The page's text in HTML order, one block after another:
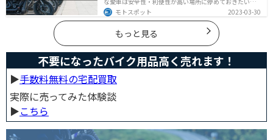
すよね？ 当記事ではそんな駐車場選びについて解説して
います。すでにバイクを持っていて、新しい駐車場を探
している人もぜひ参考にしてくださいね。
モトスポット 2023-03-30
もっと見る
不要になったバイク用品高く売れます！
▶︎手数料無料の宅配買取
実際に売ってみた体験談
▶︎こちら